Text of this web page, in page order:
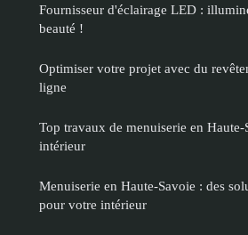
Fournisseur d'éclairage LED :
beauté !
Optimiser votre projet avec du
ligne
Top travaux de menuiserie en
intérieur
Menuiserie en Haute-Savoie : des
pour votre intérieur